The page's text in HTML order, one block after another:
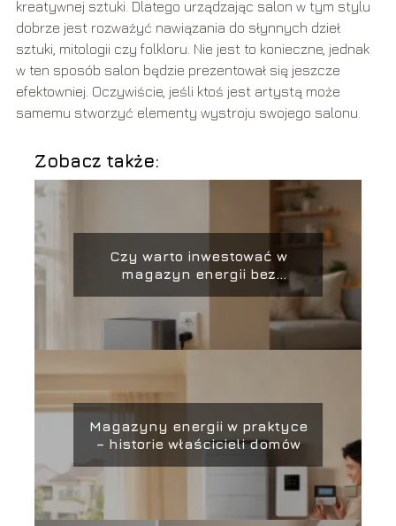
kreatywnej sztuki. Dlatego urządzając salon w tym stylu
dobrze jest rozważyć nawiązania do słynnych dzieł
sztuki, mitologii czy folkloru. Nie jest to konieczne, jednak
w ten sposób salon będzie prezentował się jeszcze
efektowniej. Oczywiście, jeśli ktoś jest artystą może
samemu stworzyć elementy wystroju swojego salonu.
Zobacz także:
Czy warto inwestować w
magazyn energii bez
Magazyny energii w praktyce
– historie właścicieli domów